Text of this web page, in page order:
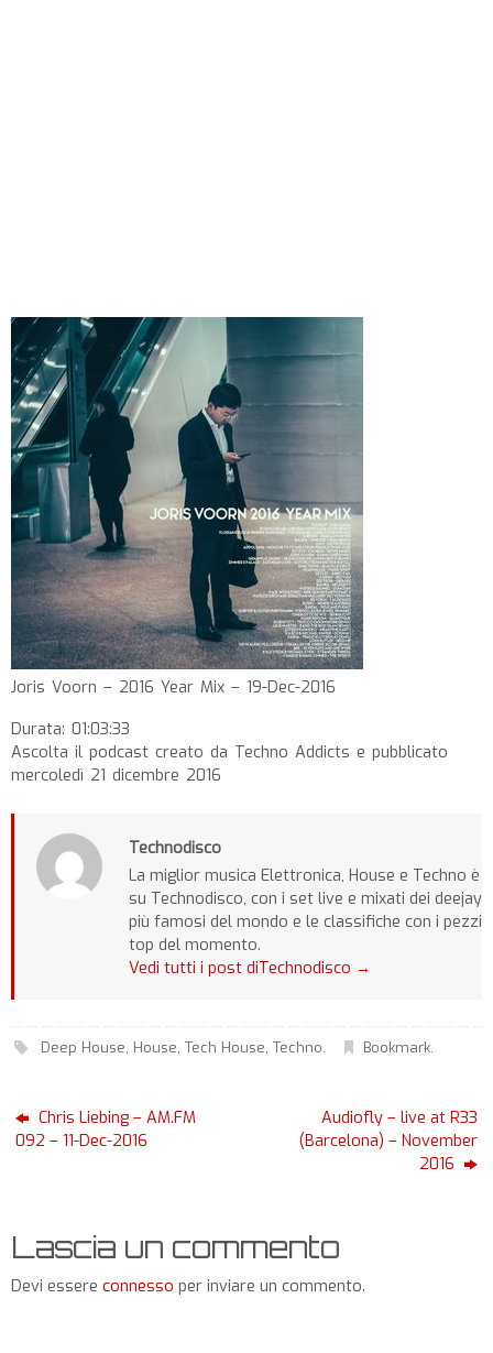
Joris Voorn – 2016 Year Mix – 19-Dec-2016
Durata: 01:03:33
Ascolta il podcast creato da Techno Addicts e pubblicato
mercoledì 21 dicembre 2016
Technodisco
La miglior musica Elettronica, House e Techno è
su Technodisco, con i set live e mixati dei deejay
più famosi del mondo e le classifiche con i pezzi
top del momento.
Vedi tutti i post diTechnodisco →
Deep House, House, Tech House, Techno. Bookmark.
Chris Liebing – AM.FM
092 – 11-Dec-2016
Audiofly – live at R33
(Barcelona) – November
2016
Lascia un commento
Devi essere connesso per inviare un commento.